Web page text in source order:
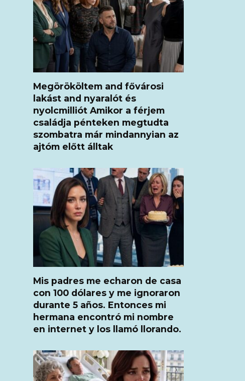
Megörököltem and fővárosi
lakást and nyaralót és
nyolcmilliót Amikor a férjem
családja pénteken megtudta
szombatra már mindannyian az
ajtóm előtt álltak
Mis padres me echaron de casa
con 100 dólares y me ignoraron
durante 5 años. Entonces mi
hermana encontró mi nombre
en internet y los llamó llorando.